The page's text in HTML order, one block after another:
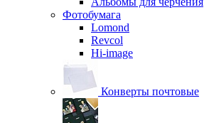
Фотобумага
Lomond
Revcol
Hi-image
Конверты почтовые